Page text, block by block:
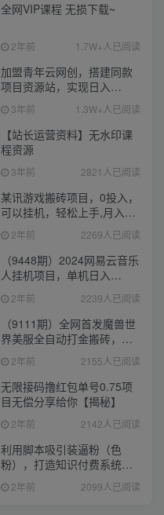
全网VIP课程 无损下载~
2年前 1.7W+人已阅读
加盟青年云网创，搭建同款
项目资源站，实现日入
2000+
3年前 1.3W+人已阅读
【站长运营资料】无水印课
程资源
3年前 2821人已阅读
某讯游戏搬砖项目，0投入，
可以挂机，轻松上手,月入
3000+上不封顶
2年前 2269人已阅读
（9448期）2024网易云音乐
人挂机项目，单机日入
150+，无脑月入5000+
2年前 2239人已阅读
（9111期）全网首发魔兽世
界美服全自动打金搬砖，日
入1000+，简单好操作，保
姆级教学
2年前 2155人已阅读
无限接码撸红包单号0.75项
目无偿分享给你【揭秘】
2年前 2142人已阅读
利用脚本吸引装逼粉（色
粉），打造知识付费系统，
附388元美女写真项目
2年前 2099人已阅读